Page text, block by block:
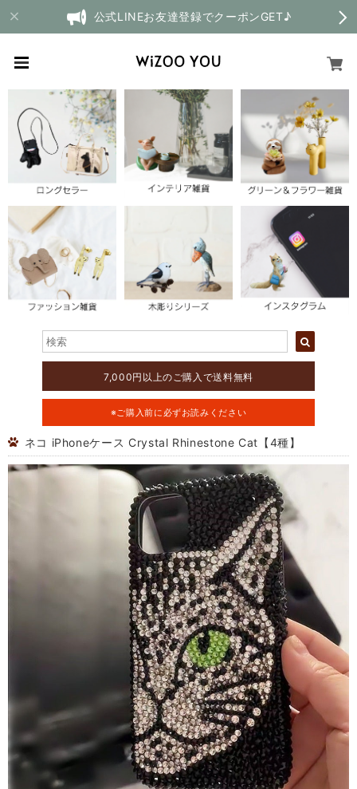
公式LINEお友達登録でクーポンGET♪
7,000円以上のご購入で送料無料
※ご購入前に必ずお読みください
ネコ iPhoneケース Crystal Rhinestone Cat【4種】